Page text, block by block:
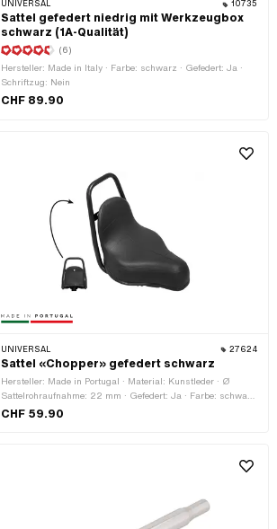
UNIVERSAL 10735
Sattel gefedert niedrig mit Werkzeugbox
schwarz (1A-Qualität)
(6)
Hersteller: Made in Italy · Farbe: schwarz · Gefedert: Ja ·
Schriftzug: Nein
CHF 89.90
UNIVERSAL 27624
Sattel «Chopper» gefedert schwarz
Hersteller: Made in Portugal · Material: Kunstleder · Ø
Sattelrohraufnahme: 22 mm · Gefedert: Ja · Farbe: schwarz
· Gesamtlänge: 300 mm · Breite: 250 mm · Höhe: 280 mm
CHF 59.90